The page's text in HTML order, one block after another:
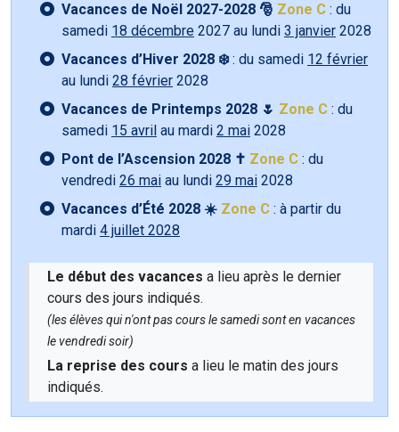
Vacances de Noël 2027-2028 🎅 Zone C : du
samedi 18 décembre 2027 au lundi 3 janvier 2028
Vacances d’Hiver 2028 ❄️: du samedi 12 février
au lundi 28 février 2028
Vacances de Printemps 2028 🌷 Zone C : du
samedi 15 avril au mardi 2 mai 2028
Pont de l’Ascension 2028 ✝️ Zone C : du
vendredi 26 mai au lundi 29 mai 2028
Vacances d’Été 2028 ☀️ Zone C : à partir du
mardi 4 juillet 2028
Le début des vacances a lieu après le dernier
cours des jours indiqués.
(les élèves qui n'ont pas cours le samedi sont en vacances
le vendredi soir)
La reprise des cours a lieu le matin des jours
indiqués.